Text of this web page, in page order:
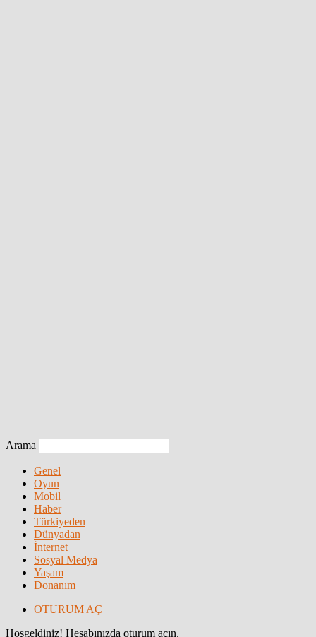
Arama
Genel
Oyun
Mobil
Haber
Türkiyeden
Dünyadan
İnternet
Sosyal Medya
Yaşam
Donanım
OTURUM AÇ
Hoşgeldiniz! Hesabınızda oturum açın.